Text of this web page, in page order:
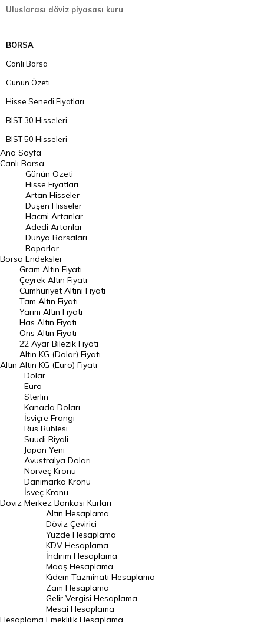
Uluslarası döviz piyasası kuru
BORSA
Canlı Borsa
Günün Özeti
Hisse Senedi Fiyatları
BIST 30 Hisseleri
BIST 50 Hisseleri
BIST 100 Hisseleri
En Çok Artan Hisseler
En Çok Düşen Hisseler
Hacmi Artanlar
Geçmiş Kapanışlar
Dünya Borsaları
Raporlar
Endeksler
DÖVİZ
Döviz Kuru
Dolar Kuru
Euro Kuru
Pound Kuru
Frank Kuru
Riyal Kuru
Avustralya Doları
Danimarka Kronu Kuru
Kanada Doları Kuru
Norveç Kronu Kuru
İsveç Kronu Kuru
Japon Yeni Kuru
Serbest Piyasa Döviz Kurları
Merkez Bankası Döviz Kurları
Altın Fiyatları
Ana Sayfa
Canlı Borsa
Borsa
Günün Özeti
Hisse Fiyatları
Artan Hisseler
Düşen Hisseler
Hacmi Artanlar
Adedi Artanlar
Dünya Borsaları
Raporlar
Endeksler
Altın
Gram Altın Fiyatı
Çeyrek Altın Fiyatı
Cumhuriyet Altını Fiyatı
Tam Altın Fiyatı
Yarım Altın Fiyatı
Has Altın Fiyatı
Ons Altın Fiyatı
22 Ayar Bilezik Fiyatı
Altın KG (Dolar) Fiyatı
Altın KG (Euro) Fiyatı
Döviz
Dolar
Euro
Sterlin
Kanada Doları
İsviçre Frangı
Rus Rublesi
Suudi Riyali
Japon Yeni
Avustralya Doları
Norveç Kronu
Danimarka Kronu
İsveç Kronu
Merkez Bankası Kurlari
Hesaplama
Altın Hesaplama
Döviz Çevirici
Yüzde Hesaplama
KDV Hesaplama
İndirim Hesaplama
Maaş Hesaplama
Kıdem Tazminatı Hesaplama
Zam Hesaplama
Gelir Vergisi Hesaplama
Mesai Hesaplama
Emeklilik Hesaplama